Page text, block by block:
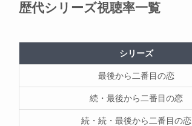
歴代シリーズ視聴率一覧
シリーズ
最後から二番目の恋
続・最後から二番目の恋
続・続・最後から二番目の恋